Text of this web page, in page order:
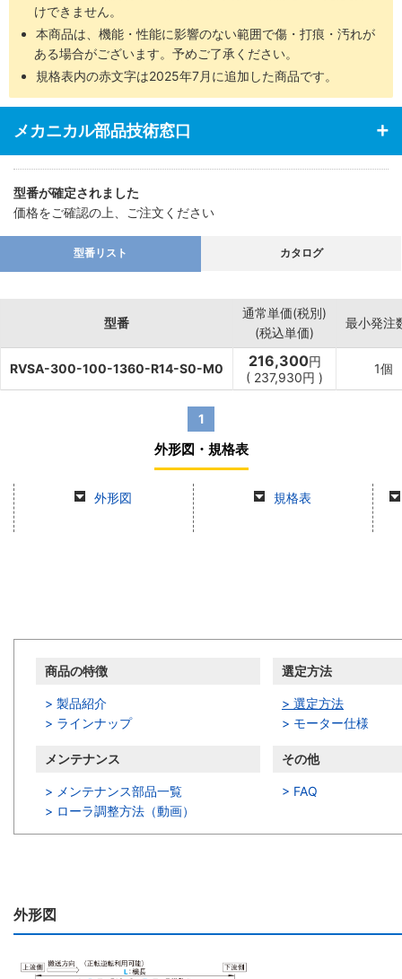
けできません。
本商品は、機能・性能に影響のない範囲で傷・打痕・汚れが
ある場合がございます。予めご了承ください。
規格表内の赤文字は2025年7月に追加した商品です。
メカニカル部品技術窓口
型番が確定されました
価格をご確認の上、ご注文ください
型番リスト カタログ
型番
通常単価(税別)
(税込単価)
最小発注
RVSA-300-100-1360-R14-S0-M0 216,300円
( 237,930円 )
1個
1
外形図・規格表
外形図 規格表
商品の特徴
> 製品紹介
> ラインナップ
選定方法
> 選定方法
> モーター仕様
メンテナンス
> メンテナンス部品一覧
> ローラ調整方法（動画）
その他
> FAQ
外形図